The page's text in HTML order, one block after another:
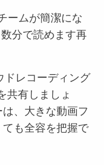
ームが簡潔にな
数分で読めます再
ドレコーディング
共有しましょ
、大きな動画フ
も全容を把握で